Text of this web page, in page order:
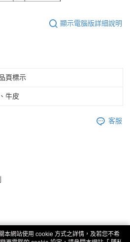
顯示電腦版詳細說明
頁標示
牛皮
客服
本網站使用 cookie 方式之詳情，及若您不希